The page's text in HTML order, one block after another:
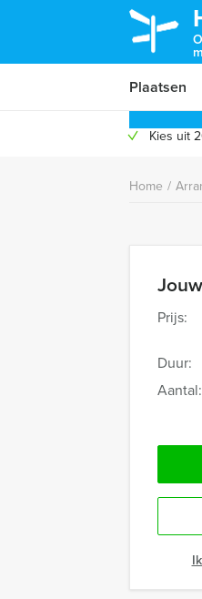
Plaatsen
Kies uit
Home /
Prijs:
Duur:
Aantal: